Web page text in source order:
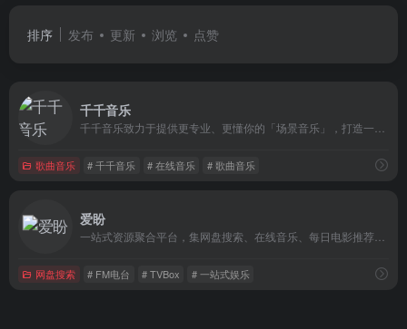
排序 发布 更新 浏览 点赞
千千音乐
歌曲音乐 # 千千音乐 # 在线音乐 # 歌曲音乐
爱盼
网盘搜索 # FM电台 # TVBox # 一站式娱乐